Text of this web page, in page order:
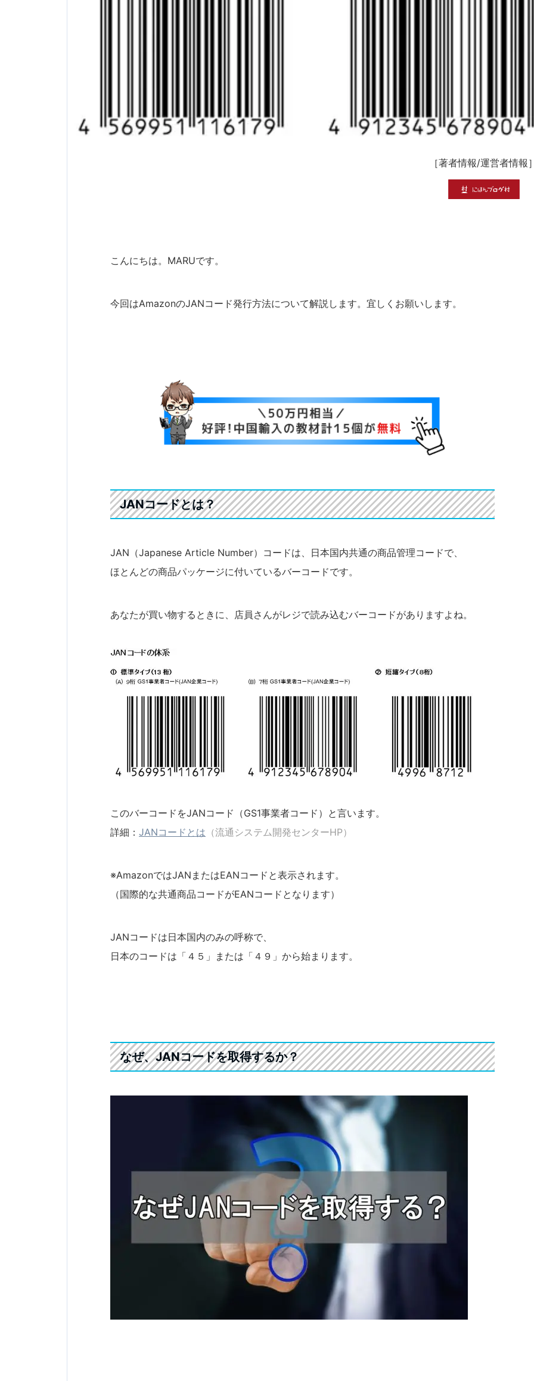
［著者情報/運営者情報
こんにちは。MARUです。
今回はAmazonのJANコード発行方法について解説します。宜しくお願いします。
JANコードとは？
JAN（Japanese Article Number）コードは、日本国内共通の商品管理コードで、
ほとんどの商品パッケージに付いているバーコードです。
あなたが買い物するときに、店員さんがレジで読み込むバーコードがありますよね。
このバーコードをJANコード（GS1事業者コード）と言います。
詳細： JANコードとは （流通システム開発センターHP）
※AmazonではJANまたはEANコードと表示されます。
（国際的な共通商品コードがEANコードとなります）
JANコードは日本国内のみの呼称で、
日本のコードは「４５」または「４９」から始まります。
なぜ、JANコードを取得するか？